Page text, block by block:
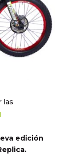
las
edición